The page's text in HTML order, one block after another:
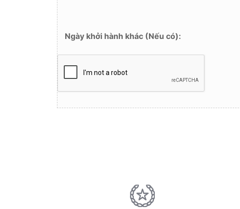
Ngày khởi hành khác (Nếu có):